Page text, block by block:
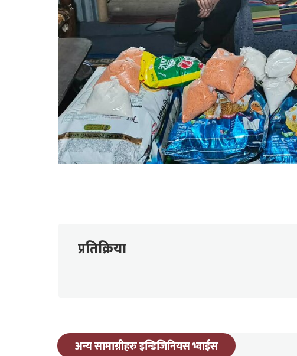
प्रतिक्रिया
अन्य सामाग्रीहरु इन्डिजिनियस भ्वाईस